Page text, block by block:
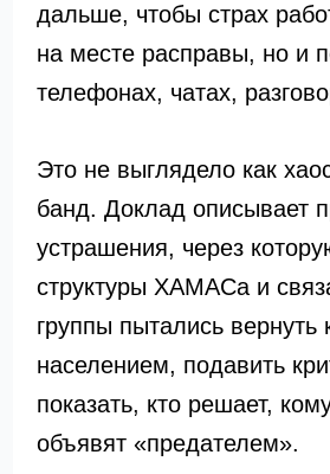
дальше, чтобы страх
на месте расправы, но и
телефонах, чатах,
Это не выглядело как
банд. Доклад описывает
устрашения, через
структуры ХАМАСа и
группы пытались вернуть
населением, подавить
показать, кто решает,
объявят «предателем».